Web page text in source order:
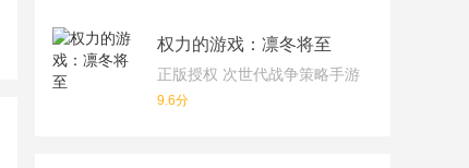
权力的游戏：凛冬将至
正版授权 次世代战争策略手游
9.6分